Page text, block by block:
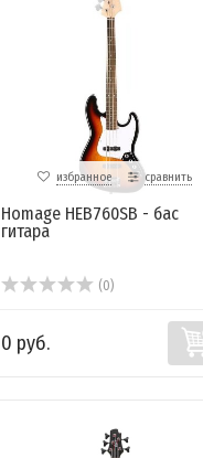
избранное сравнить
Homage HEB760SB - бас
гитара
(0)
0 руб.